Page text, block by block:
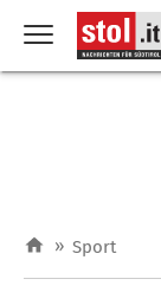
» Sport